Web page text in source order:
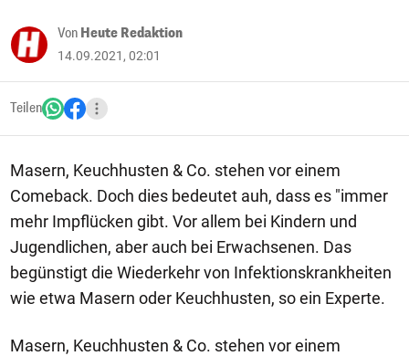
Von Heute Redaktion
14.09.2021, 02:01
Teilen
Masern, Keuchhusten & Co. stehen vor einem
Comeback. Doch dies bedeutet auh, dass es "immer
mehr Impflücken gibt. Vor allem bei Kindern und
Jugendlichen, aber auch bei Erwachsenen. Das
begünstigt die Wiederkehr von Infektionskrankheiten
wie etwa Masern oder Keuchhusten, so ein Experte.
Masern, Keuchhusten & Co. stehen vor einem